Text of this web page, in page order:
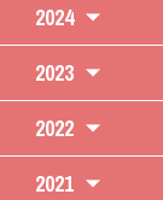
2024
2023
2022
2021